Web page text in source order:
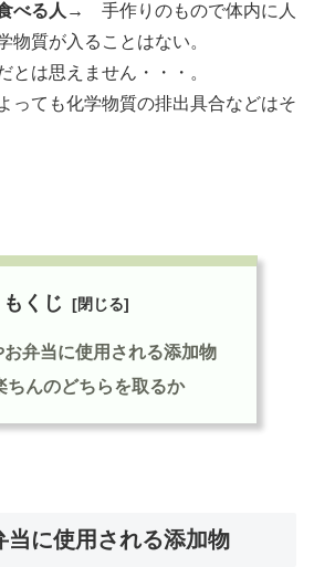
べる人→
手作りのもので体内に人
物質が入ることはない。
とは思えません・・・。
っても化学物質の排出具合などはそ
もくじ
お弁当に使用される添加物
ちんのどちらを取るか
当に使用される添加物